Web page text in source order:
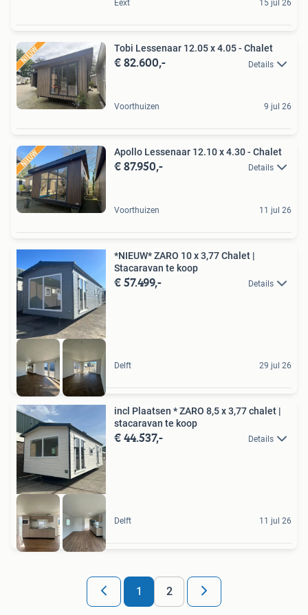
Eext 15 jul 26
Tobi Lessenaar 12.05 x 4.05 - Chalet
€ 82.600,- Details
Voorthuizen 9 jul 26
Apollo Lessenaar 12.10 x 4.30 - Chalet
€ 87.950,- Details
Voorthuizen 11 jul 26
*NIEUW* ZARO 10 x 3,77 Chalet |
Stacaravan te koop
€ 57.499,- Details
Delft 29 jul 26
incl Plaatsen * ZARO 8,5 x 3,77 chalet |
stacaravan te koop
€ 44.537,- Details
Delft 11 jul 26
1 2